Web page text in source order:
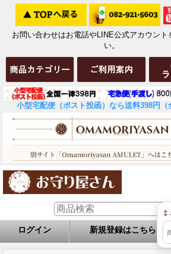
お問い合わせはお電話やLINE公式アカウント
い。
小型宅配便（ポスト投函）なら送料398円（
ログイン 新規登録はこちら
↕